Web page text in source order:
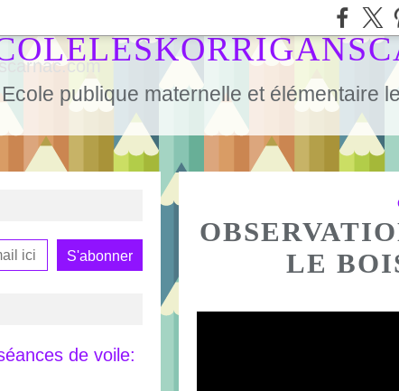
Ecole publique maternelle et élémentaire
LE
de voile: